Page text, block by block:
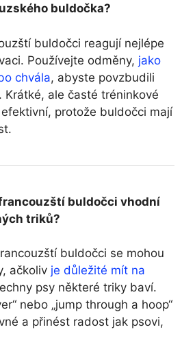
buldočka?
buldočci reagují nejlépe
Používejte odměny, jako
chvála, abyste povzbudili
Krátké, ale časté tréninkové
protože buldočci mají
buldočci vhodní
triků?
buldočci se mohou
ačkoliv je důležité mít na
psy některé triky baví.
nebo „jump through a hoop“
a přinést radost jak psovi,